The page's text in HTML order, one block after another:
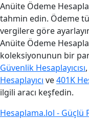
Anüite Ödeme
tahmin edin. Ödeme
vergilere göre
Anüite Ödeme
koleksiyonunun bir
Güvenlik Hesaplayıcısı,
Hesaplayıcı ve401K
ilgili aracı keşfedin.
Hesaplama.lol - Güçlü